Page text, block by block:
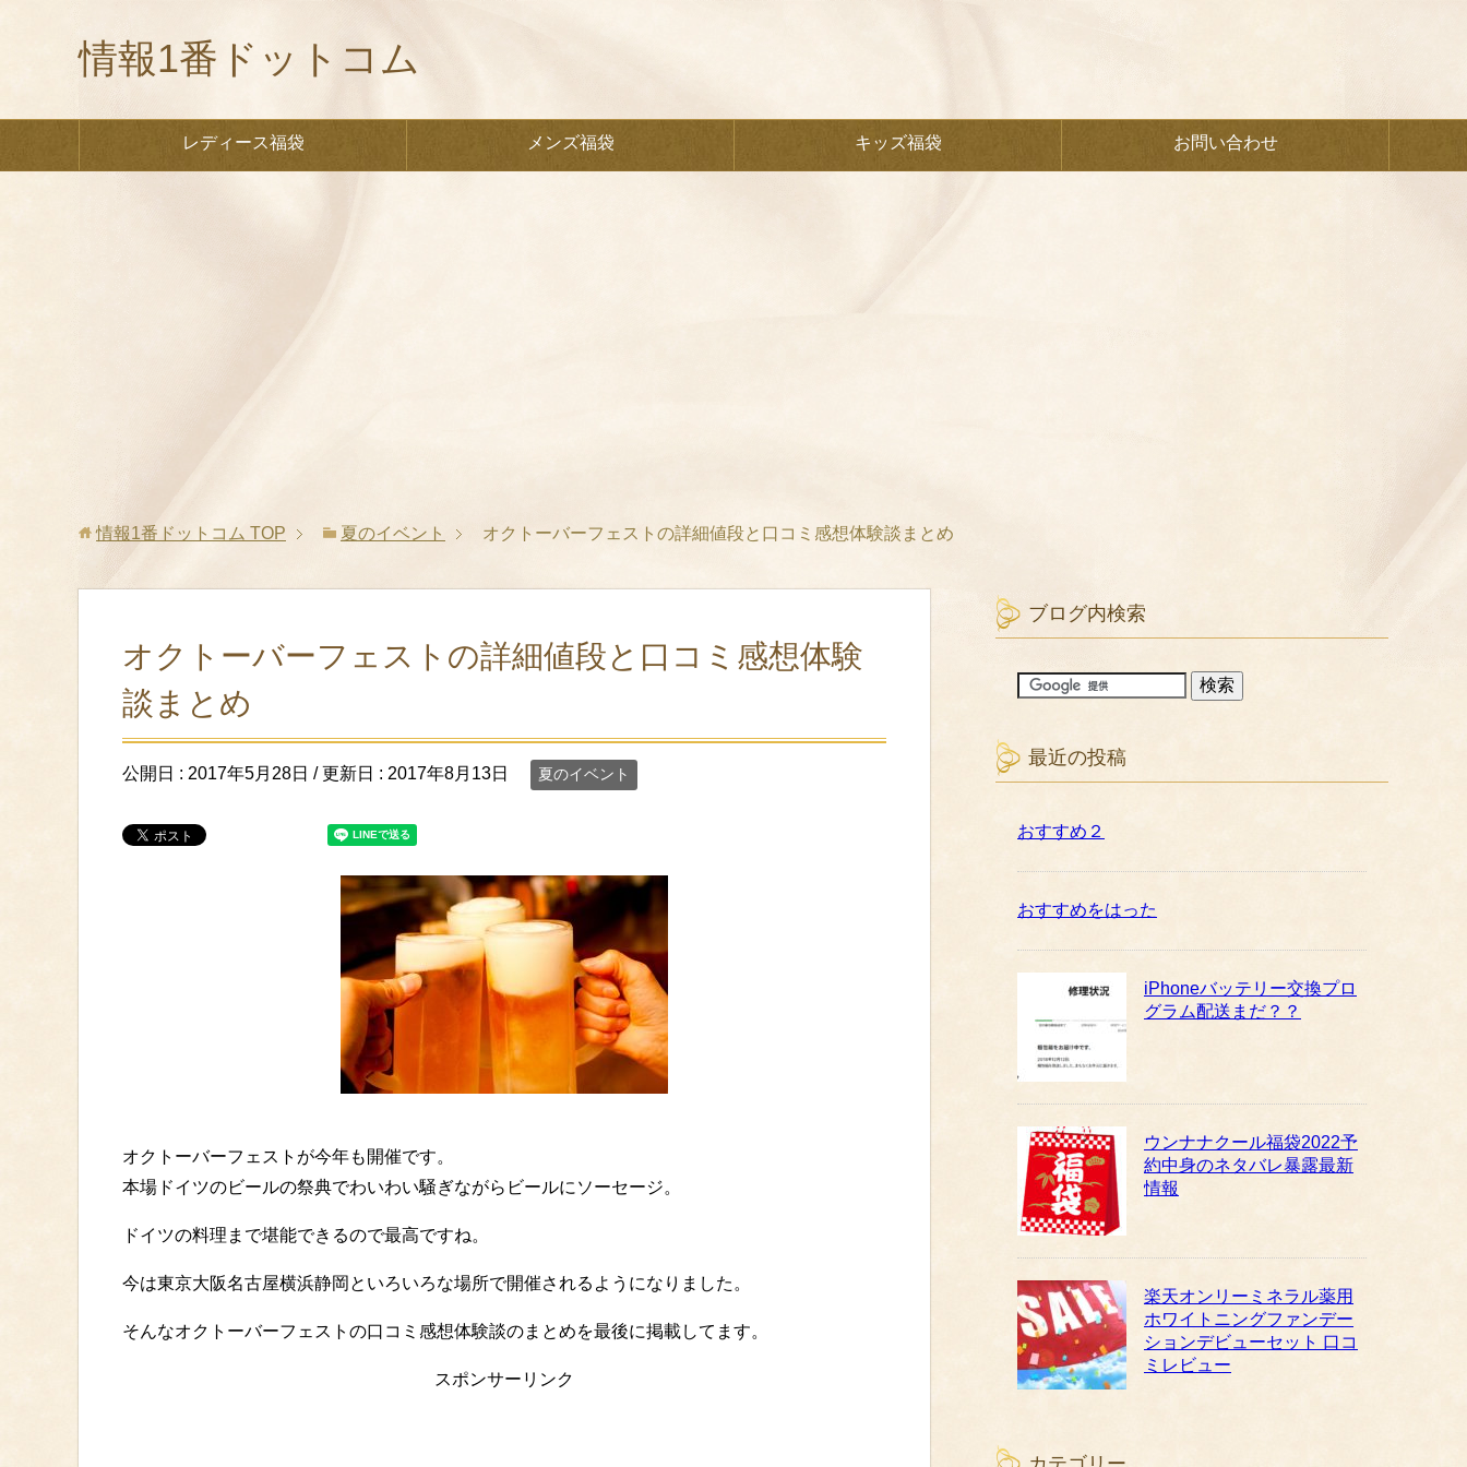
情報1番ドットコム
レディース福袋 メンズ福袋 キッズ福袋 お問い合わせ
情報1番ドットコム TOP 夏のイベント オクトーバーフェストの詳細値段と口コミ感想体験談まとめ
オクトーバーフェストの詳細値段と口コミ感想体験
談まとめ
公開日 : 2017年5月28日 / 更新日 : 2017年8月13日 夏のイベント
オクトーバーフェストが今年も開催です。
本場ドイツのビールの祭典でわいわい騒ぎながらビールにソーセージ。
ドイツの料理まで堪能できるので最高ですね。
今は東京大阪名古屋横浜静岡といろいろな場所で開催されるようになりました。
そんなオクトーバーフェストの口コミ感想体験談のまとめを最後に掲載してます。
スポンサーリンク
ブログ内検索
最近の投稿
おすすめ２
おすすめをはった
iPhoneバッテリー交換プロ
グラム配送まだ？？
ウンナナクール福袋2022予
約中身のネタバレ暴露最新
情報
楽天オンリーミネラル薬用
ホワイトニングファンデー
ションデビューセット 口コ
ミレビュー